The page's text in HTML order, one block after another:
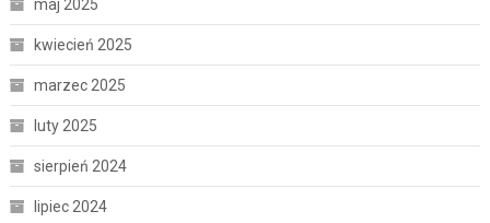
maj 2025
kwiecień 2025
marzec 2025
luty 2025
sierpień 2024
lipiec 2024